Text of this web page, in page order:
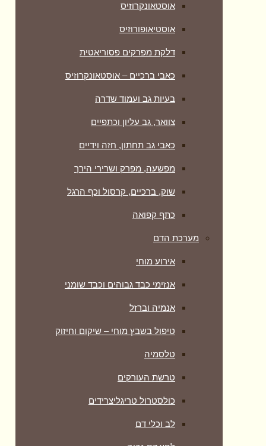
אוסטאונקרוזיס
אוסטיאופורוזיס
דלקת מפרקים פסוריאטית
כאבי ברכיים – אוסטאונקרוזיס
בעיות גב ועמוד שדרה
צוואר, גב עליון וכתפיים
כאבי גב תחתון, חזה וידיים
מפשעה, מפרק ושרירי הירך
שוק, ברכיים, קרסול וכף הרגל
כתף קפואה
מערכת הדם
אירוע מוחי
אנזימי כבד גבוהים וכבד שומני
אנמיה וברזל
טיפול בשבץ מוחי – שיקום וחיזוק
טלסמיה
טרשת העורקים
כולסטרול טריגליצרידים
לב וכלי דם